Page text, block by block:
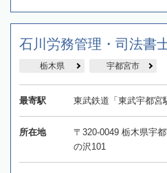
石川労務管理・司法書
栃木県 宇都宮市
最寄駅 東武鉄道「東武宇都宮
所在地
〒320-0049 栃木県宇
の沢101